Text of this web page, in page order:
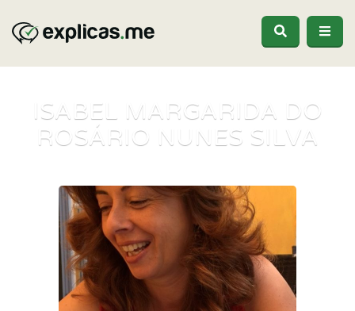
ISABEL MARGARIDA DO
ROSÁRIO NUNES SILVA